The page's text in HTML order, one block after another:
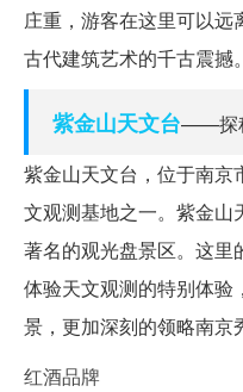
庄重，游客在这里可以
古代建筑艺术的千古震撼。
紫金山天文台——探
紫金山天文台，位于南京
文观测基地之一。紫金山
著名的观光盘景区。这里
体验天文观测的特别体验
景，更加深刻的领略南京
红酒品牌